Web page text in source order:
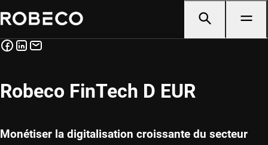
Robeco FinTech D EUR
Monétiser la digitalisation croissante du secteur